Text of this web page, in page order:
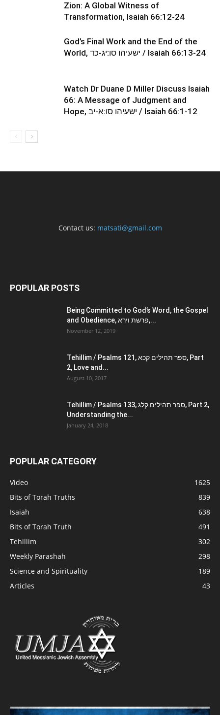
Zion: A Global Witness of
Transformation, Isaiah 66:12-24
God’s Final Work and the End of the
World, ישעיהו סו:יג-כד / Isaiah 66:13-24
Watch Dr Duane D Miller Discuss Isaiah
66: A Message of Judgment and
Hope, ישעיהו סו:א-יב / Isaiah 66:1-12
Contact us: matsati@gmail.com
POPULAR POSTS
Being Committed to God’s Word, the Gospel
and Obedience, פרשת וירא,...
November 12, 2019
Tehillim / Psalms 121, ספר תהילים קכא, Part
2, Love and...
August 10, 2017
Tehillim / Psalms 133, ספר תהילים קלג, Part 2,
Understanding the...
January 24, 2018
POPULAR CATEGORY
Video
1625
Bits of Torah Truths
839
Isaiah
638
Bits of Torah Truth
491
Tehillim
302
Weekly Parashah
298
Science and Spirituality
189
Articles
43